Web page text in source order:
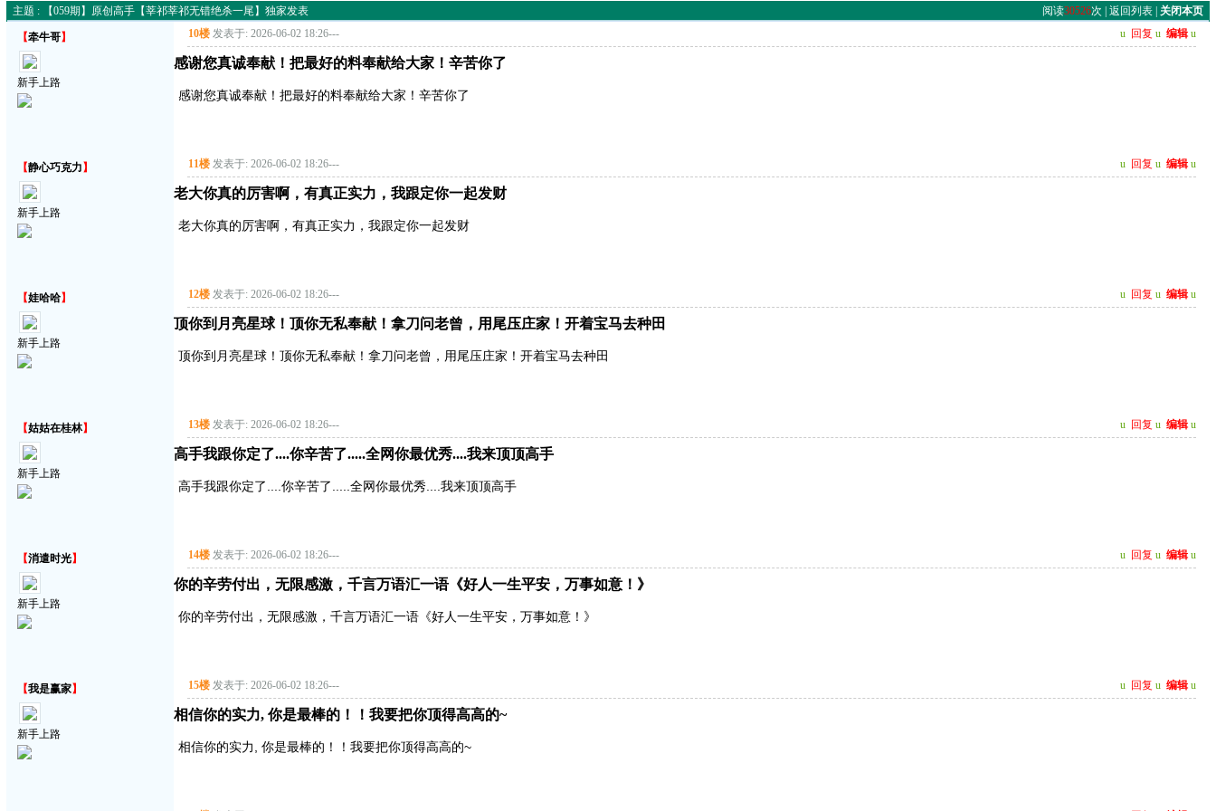
主题 : 【059期】原创高手【莘祁莘祁无错绝杀一尾】独家发表 阅读30526次 | 返回列表| 关闭本页
【牵牛哥】
新手上路
10楼 发表于: 2026-06-02 18:26--- u 回复 u 编辑 u
感谢您真诚奉献！把最好的料奉献给大家！辛苦你了
感谢您真诚奉献！把最好的料奉献给大家！辛苦你了
【静心巧克力 】
新手上路
11楼 发表于: 2026-06-02 18:26--- u 回复 u 编辑 u
老大你真的厉害啊，有真正实力，我跟定你一起发财
老大你真的厉害啊，有真正实力，我跟定你一起发财
【娃哈哈】
新手上路
12楼 发表于: 2026-06-02 18:26--- u 回复 u 编辑 u
顶你到月亮星球！顶你无私奉献！拿刀问老曾，用尾压庄家！开着宝马去种田
顶你到月亮星球！顶你无私奉献！拿刀问老曾，用尾压庄家！开着宝马去种田
【姑姑在桂林】
新手上路
13楼 发表于: 2026-06-02 18:26--- u 回复 u 编辑 u
高手我跟你定了....你辛苦了.....全网你最优秀....我来顶顶高手
高手我跟你定了....你辛苦了.....全网你最优秀....我来顶顶高手
【消遣时光】
新手上路
14楼 发表于: 2026-06-02 18:26--- u 回复 u 编辑 u
你的辛劳付出，无限感激，千言万语汇一语《好人一生平安，万事如意！》
你的辛劳付出，无限感激，千言万语汇一语《好人一生平安，万事如意！》
【我是赢家】
新手上路
15楼 发表于: 2026-06-02 18:26--- u 回复 u 编辑 u
相信你的实力, 你是最棒的！！我要把你顶得高高的~
相信你的实力, 你是最棒的！！我要把你顶得高高的~